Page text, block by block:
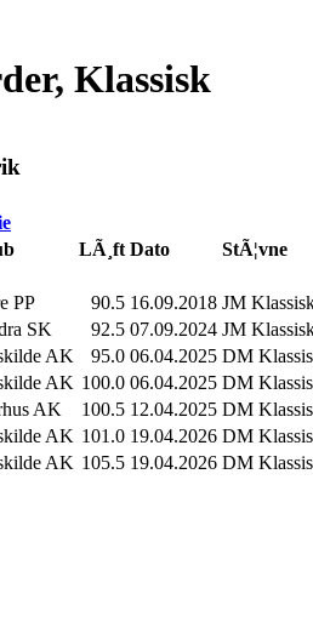
Klassisk
LÃ¸ft Dato
StÃ¦vne
PP 90.5 16.09.2018 JM
SK 92.5 07.09.2024 JM
AK 95.0 06.04.2025 DM
AK 100.0 06.04.2025 DM
AK 100.5 12.04.2025 DM
AK 101.0 19.04.2026 DM
AK 105.5 19.04.2026 DM